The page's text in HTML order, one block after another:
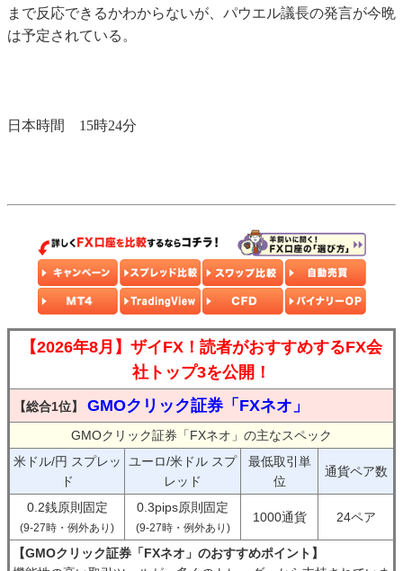
まで反応できるかわからないが、パウエル議長の発言が今晩
は予定されている。
日本時間 15時24分
【2026年8月】ザイFX！読者がおすすめするFX会
社トップ3を公開！
【総合1位】 GMOクリック証券「FXネオ」
GMOクリック証券「FXネオ」の主なスペック
米ドル/円 スプレッ
ド
ユーロ/米ドル スプ
レッド
最低取引単
位
通貨ペア数
0.2銭原則固定
(9-27時・例外あり)
0.3pips原則固定
(9-27時・例外あり)
1000通貨 24ペア
【GMOクリック証券「FXネオ」のおすすめポイント】